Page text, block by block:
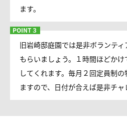
ます。
旧岩崎邸庭園では是非ボランテ
もらいましょう。１時間ほどか
してくれます。毎月２回定員制
ますので、日付が合えば是非チャ